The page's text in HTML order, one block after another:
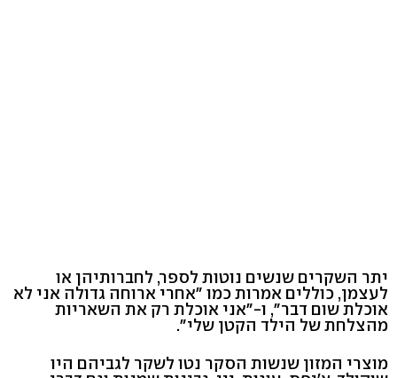
יתר השקרים שנשים נוטות לספר, לחברותיהן או
לעצמן, כוללים אמרות כמו "אחרי ארוחה גדולה אני לא
אוכלת שום דבר", ו-"אני אוכלת רק את השאריות
מהצלחת של הילד הקטן שלי".
מוצרי המזון שנשות הסקר נטו לשקר לגביהם היו